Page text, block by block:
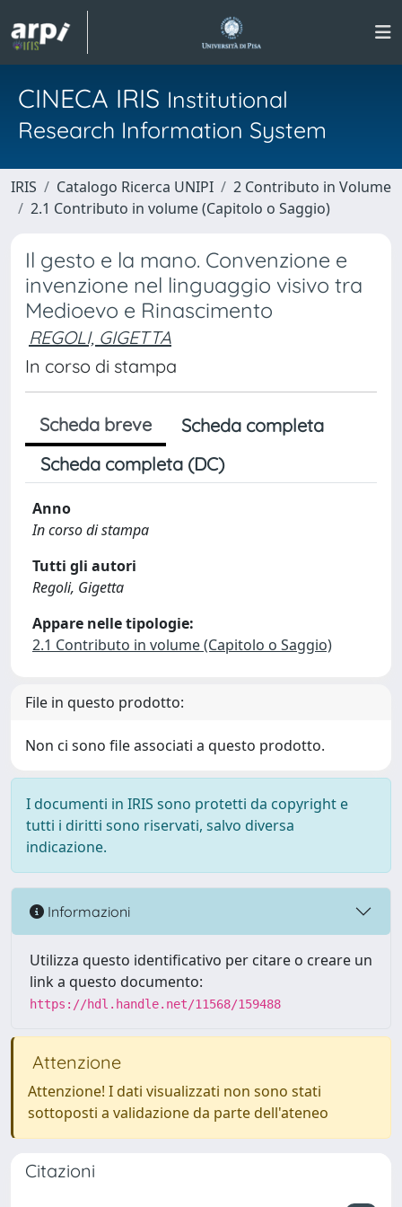
CINECA IRIS Institutional
Research Information System
IRIS Catalogo Ricerca UNIPI
2 Contributo in Volume
2.1 Contributo in volume (Capitolo o Saggio)
Il gesto e la mano. Convenzione e
invenzione nel linguaggio visivo tra
Medioevo e Rinascimento
REGOLI, GIGETTA
In corso di stampa
Scheda breve
Scheda completa
Scheda completa (DC)
Anno
In corso di stampa
Tutti gli autori
Regoli, Gigetta
Appare nelle tipologie:
2.1 Contributo in volume (Capitolo o Saggio)
File in questo prodotto:
Non ci sono file associati a questo prodotto.
I documenti in IRIS sono protetti da copyright e
tutti i diritti sono riservati, salvo diversa
indicazione.
Informazioni
Utilizza questo identificativo per citare o creare un
link a questo documento:
https://hdl.handle.net/11568/159488
Attenzione
Attenzione! I dati visualizzati non sono stati
sottoposti a validazione da parte dell'ateneo
Citazioni